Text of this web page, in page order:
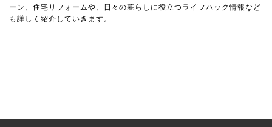
ーン、住宅リフォームや、日々の暮らしに役立つライフハック情報など
も詳しく紹介していきます。